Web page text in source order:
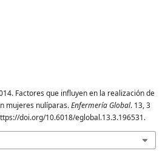
Factores que influyen en la realización de
mujeres nulíparas.Enfermería Global. 13, 3
doi.org/10.6018/eglobal.13.3.196531.